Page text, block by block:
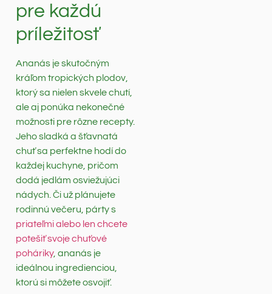
pre každú
príležitosť
Ananás je skutočným
kráľom tropických plodov,
ktorý sa nielen skvele chutí,
ale aj ponúka nekonečné
možnosti pre rôzne recepty.
Jeho sladká a šťavnatá
chuť sa perfektne hodí do
každej kuchyne, pričom
dodá jedlám osviežujúci
nádych. Či už plánujete
rodinnú večeru, párty s
priateľmi alebo len chcete
potešiť svoje chuťové
poháriky, ananás je
ideálnou ingredienciou,
ktorú si môžete osvojiť.